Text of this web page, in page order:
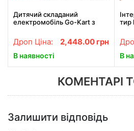
Дитячий складаний
електромобіль Go-Kart з
керування електрокар Білий
Дроп Ціна: 2,448.00 грн
В наявності
тир
В
КОМЕНТАРІ
Залишити відповідь